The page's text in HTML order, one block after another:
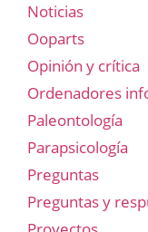
Noticias
Ooparts
Opinión y crítica
Ordenadores
Paleontología
Parapsicología
Preguntas
Preguntas y